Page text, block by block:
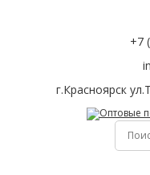
+7
г.Красноярск